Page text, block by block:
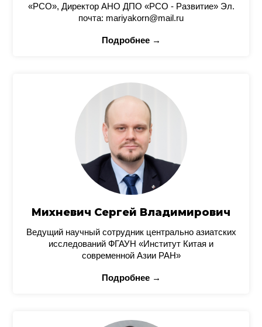
«РСО», Директор АНО ДПО «РСО - Развитие» Эл.
почта: mariyakorn@mail.ru
Подробнее →
Михневич Сергей Владимирович
Ведущий научный сотрудник центрально азиатских
исследований ФГАУН «Институт Китая и
современной Азии РАН»
Подробнее →